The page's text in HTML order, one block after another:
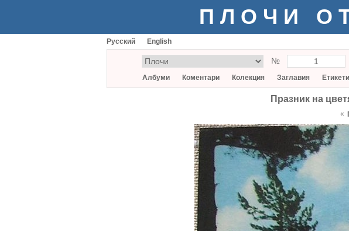
ПЛОЧИ
Русский English
№
Албуми Коментари Колекция Заглавия Етикети
Празник на
«